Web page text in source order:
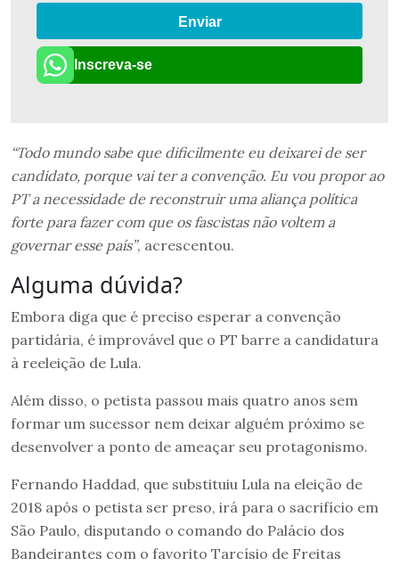
Enviar
Inscreva-se
“Todo mundo sabe que dificilmente eu deixarei de ser
candidato, porque vai ter a convenção. Eu vou propor ao
PT a necessidade de reconstruir uma aliança política
forte para fazer com que os fascistas não voltem a
governar esse país”, acrescentou.
Alguma dúvida?
Embora diga que é preciso esperar a convenção
partidária, é improvável que o PT barre a candidatura
à reeleição de Lula.
Além disso, o petista passou mais quatro anos sem
formar um sucessor nem deixar alguém próximo se
desenvolver a ponto de ameaçar seu protagonismo.
Fernando Haddad, que substituiu Lula na eleição de
2018 após o petista ser preso, irá para o sacrifício em
São Paulo, disputando o comando do Palácio dos
Bandeirantes com o favorito Tarcísio de Freitas